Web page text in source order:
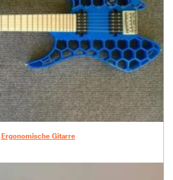
Ergonomische Gitarre